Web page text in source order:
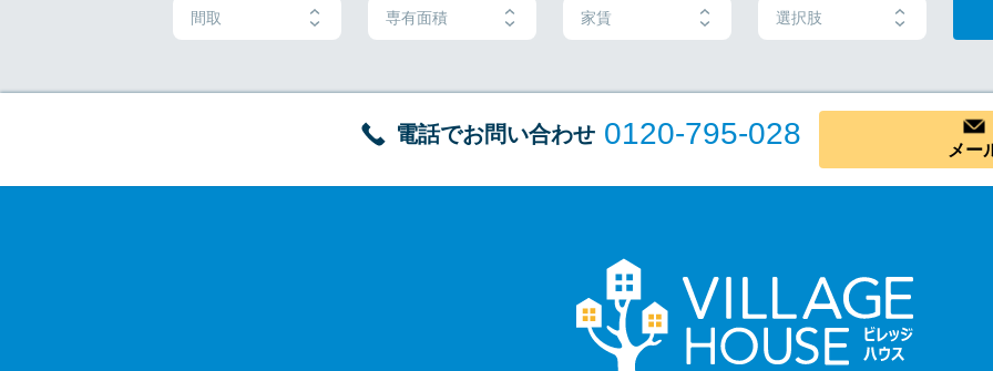
間取 専有面積 家賃 選択肢
電話でお問い合わせ 0120-795-028 メー